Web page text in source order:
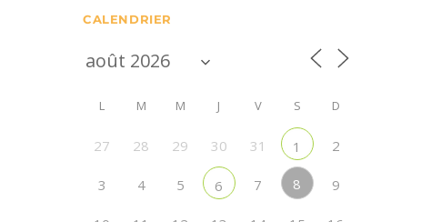
CALENDRIER
L M M J V S D
27 28 29 30 31 1 2
3 4 5 6 7 8 9